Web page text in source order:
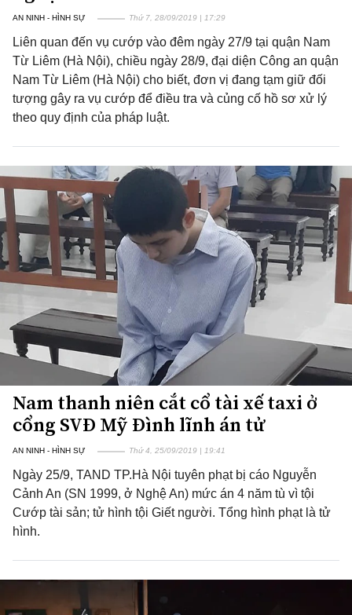
AN NINH - HÌNH SỰ Thứ 7, 28/09/2019 | 17:29
Liên quan đến vụ cướp vào đêm ngày 27/9 tại quận Nam
Từ Liêm (Hà Nội), chiều ngày 28/9, đại diện Công an quận
Nam Từ Liêm (Hà Nội) cho biết, đơn vị đang tạm giữ đối
tượng gây ra vụ cướp để điều tra và củng cố hồ sơ xử lý
theo quy định của pháp luật.
Nam thanh niên cắt cổ tài xế taxi ở
cổng SVĐ Mỹ Đình lĩnh án tử
AN NINH - HÌNH SỰ Thứ 4, 25/09/2019 | 19:41
Ngày 25/9, TAND TP.Hà Nội tuyên phạt bị cáo Nguyễn
Cảnh An (SN 1999, ở Nghệ An) mức án 4 năm tù vì tội
Cướp tài sản; tử hình tội Giết người. Tổng hình phạt là tử
hình.